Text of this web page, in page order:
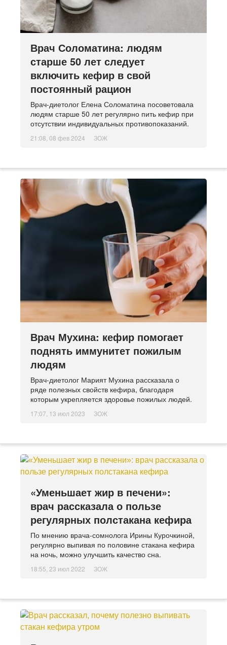
Врач Соломатина: людям
старше 50 лет следует
включить кефир в свой
постоянный рацион
Врач-диетолог Елена Соломатина посоветовала
людям старше 50 лет регулярно пить кефир при
отсутствии индивидуальных противопоказаний.
21:08, 08 фев 2024 ЗОЖ
Врач Мухина: кефир помогает
поднять иммунитет пожилым
людям
Врач-диетолог Марият Мухина рассказала о
ряде полезных свойств кефира, благодаря
которым укрепляется здоровье пожилых людей.
17:07, 13 июл 2023 ЗОЖ
«Уменьшает жир в печени»:
врач рассказала о пользе
регулярных полстакана кефира
По мнению врача-сомнолога Ирины Курочкиной,
регулярно выпивая по половине стакана кефира
на ночь, можно улучшить качество сна.
18:55, 23 июл 2022 ЗОЖ